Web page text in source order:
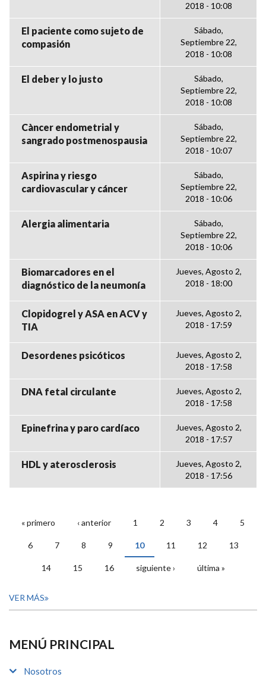
2018 - 10:08
El paciente como sujeto de
compasión
Sábado,
Septiembre 22,
2018 - 10:08
El deber y lo justo
Sábado,
Septiembre 22,
2018 - 10:08
Càncer endometrial y
sangrado postmenospausia
Sábado,
Septiembre 22,
2018 - 10:07
Aspirina y riesgo
cardiovascular y cáncer
Sábado,
Septiembre 22,
2018 - 10:06
Alergia alimentaria
Sábado,
Septiembre 22,
2018 - 10:06
Biomarcadores en el
diagnóstico de la neumonía
Jueves, Agosto 2,
2018 - 18:00
Clopidogrel y ASA en ACV y
TIA
Jueves, Agosto 2,
2018 - 17:59
Desordenes psicóticos
Jueves, Agosto 2,
2018 - 17:58
DNA fetal circulante
Jueves, Agosto 2,
2018 - 17:58
Epinefrina y paro cardíaco
Jueves, Agosto 2,
2018 - 17:57
HDL y aterosclerosis
Jueves, Agosto 2,
2018 - 17:56
PÁGINAS
« primero ‹ anterior 1 2 3 4 5
6 7 8 9 10 11 12 13
14 15 16 siguiente › última »
VER MÁS
MENÚ PRINCIPAL
Nosotros